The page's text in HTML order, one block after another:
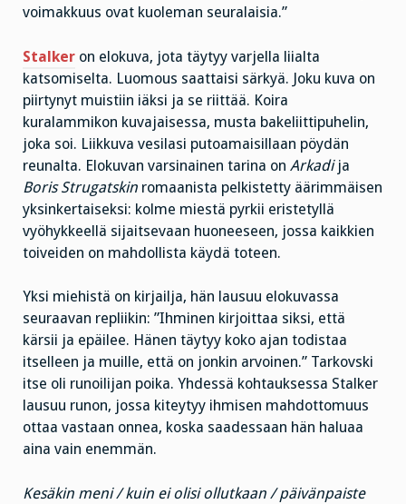
voimakkuus ovat kuoleman seuralaisia.”
Stalker on elokuva, jota täytyy varjella liialta
katsomiselta. Luomous saattaisi särkyä. Joku kuva on
piirtynyt muistiin iäksi ja se riittää. Koira
kuralammikon kuvajaisessa, musta bakeliittipuhelin,
joka soi. Liikkuva vesilasi putoamaisillaan pöydän
reunalta. Elokuvan varsinainen tarina on Arkadi ja
Boris Strugatskin romaanista pelkistetty äärimmäisen
yksinkertaiseksi: kolme miestä pyrkii eristetyllä
vyöhykkeellä sijaitsevaan huoneeseen, jossa kaikkien
toiveiden on mahdollista käydä toteen.
Yksi miehistä on kirjailja, hän lausuu elokuvassa
seuraavan repliikin: ”Ihminen kirjoittaa siksi, että
kärsii ja epäilee. Hänen täytyy koko ajan todistaa
itselleen ja muille, että on jonkin arvoinen.” Tarkovski
itse oli runoilijan poika. Yhdessä kohtauksessa Stalker
lausuu runon, jossa kiteytyy ihmisen mahdottomuus
ottaa vastaan onnea, koska saadessaan hän haluaa
aina vain enemmän.
Kesäkin meni / kuin ei olisi ollutkaan / päivänpaiste